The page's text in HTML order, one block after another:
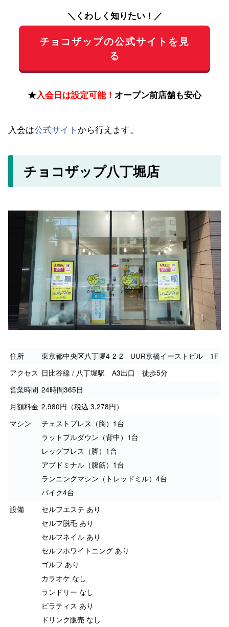
＼くわしく知りたい！／
チョコザップの公式サイトを見
る
★入会日は設定可能！ オープン前店舗も安心
入会は公式サイト から行えます。
チョコザップ八丁堀店
住所
東京都中央区八丁堀4-2-2 UUR京橋イーストビル 1F
アクセス 日比谷線 / 八丁堀駅 A3出口 徒歩5分
営業時間 24時間365日
月額料金 2,980円（税込 3,278円）
マシン
チェストプレス（胸）1台
ラットプルダウン（背中）1台
レッグプレス（脚）1台
アブドミナル（腹筋）1台
ランニングマシン（トレッドミル）4台
バイク4台
設備
セルフエステ あり
セルフ脱毛 あり
セルフネイル あり
セルフホワイトニング あり
ゴルフ あり
カラオケ なし
ランドリー なし
ピラティス あり
ドリンク販売 なし